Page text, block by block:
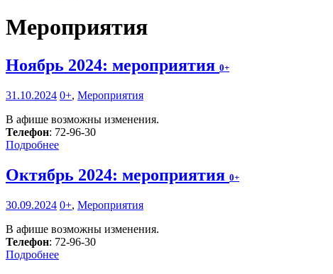
Мероприятия
Ноябрь 2024: мероприятия 0+
31.10.2024 0+, Мероприятия
В афише возможны изменения.
Телефон: 72-96-30
Подробнее
Октябрь 2024: мероприятия 0+
30.09.2024 0+, Мероприятия
В афише возможны изменения.
Телефон: 72-96-30
Подробнее